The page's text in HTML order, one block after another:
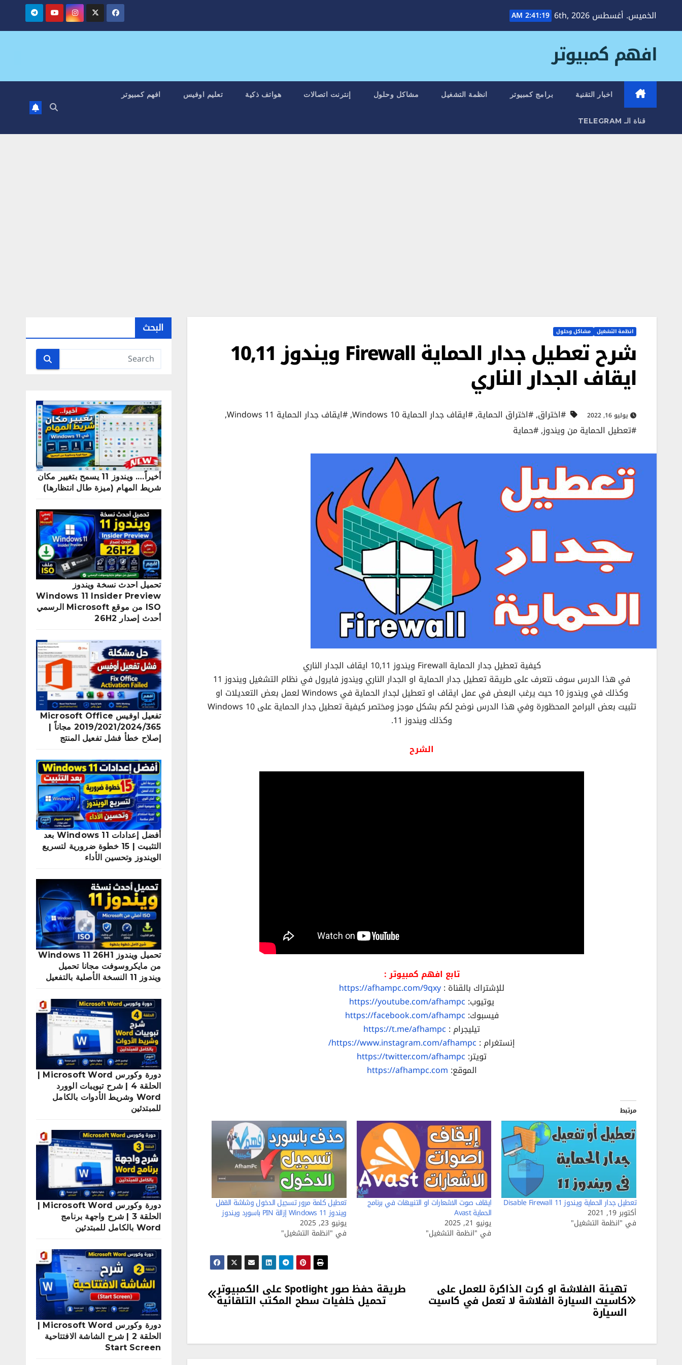
الخميس. أغسطس 6th, 2026 2:41:20 AM
افهم كمبيوتر
اخبار التقنية برامج كمبيوتر انظمة التشغيل مشاكل وحلول إنترنت اتصالات هواتف ذكية تعليم اوفيس افهم كمبيوتر
قناة الـ TELEGRAM
انظمة التشغيل مشاكل وحلول
شرح تعطيل جدار الحماية Firewall ويندوز 10,11
ايقاف الجدار الناري
يوليو 16, 2022 #اختراق,#اختراق الحماية,#ايقاف جدار الحماية Windows 10 ,#ايقاف جدار الحماية Windows 11
,
#تعطيل الحماية من ويندوز,#حماية
كيفية تعطيل جدار الحماية Firewall ويندوز 10,11 ايقاف الجدار الناري
في هذا الدرس سوف نتعرف على طريقة تعطيل جدار الحماية او الجدار الناري ويندوز فايرول في نظام التشغيل ويندوز 11
وكذلك في ويندوز 10 حيث يرغب البعض في عمل ايقاف او تعطيل لجدار الحماية في Windows لعمل بعض التعديلات او
تثبيت بعض البرامج المحظورة وفي هذا الدرس نوضح لكم بشكل موجز ومختصر كيفية تعطيل جدار الحماية على Windows 10
وكذلك ويندوز 11.
الشرح
تابع افهم كمبيوتر :
للإشتراك بالقناة :https://afhampc.com/9qxy
يوتيوب: https://youtube.com/afhampc
فيسبوك: https://facebook.com/afhampc
تيليجرام : https://t.me/afhampc
إنستغرام : https://www.instagram.com/afhampc/
تويتر: https://twitter.com/afhampc
الموقع: https://afhampc.com
مرتبط
تعطيل جدار الحماية ويندوز 11 Disable Firewall
أكتوبر 19, 2021
في "انظمة التشغيل"
ايقاف صوت الاشعارات او التنبيهات في برنامج
الحماية Avast
يونيو 21, 2025
في "انظمة التشغيل"
تعطيل كلمة مرور تسجيل الدخول وشاشة القفل
ويندوز Windows 11 إزالة PIN باسورد ويندوز
يونيو 23, 2025
في "انظمة التشغيل"
تصفّح
المقالات
طريقة حفظ صور Spotlight على الكمبيوتر
تحميل خلفيات سطح المكتب التلقائية
تهيئة الفلاشة او كرت الذاكرة للعمل على
كاسيت السيارة الفلاشة لا تعمل في كاسيت
السيارة
البحث
أخيراً…. ويندوز 11 يسمح بتغيير مكان
شريط المهام (ميزة طال انتظارها)
تحميل احدث نسخة ويندوز
Windows 11 Insider Preview
ISO من موقع Microsoft الرسمي
أحدث إصدار 26H2
تفعيل اوفيس Microsoft Office
2019/2021/2024/365 مجاناً |
إصلاح خطأ فشل تفعيل المنتج
أفضل إعدادات Windows 11 بعد
التثبيت | 15 خطوة ضرورية لتسريع
الويندوز وتحسين الأداء
تحميل ويندوز Windows 11 26H1
من مايكروسوفت مجانا تحميل
ويندوز 11 النسخة الأصلية بالتفعيل
دورة وكورس Microsoft Word |
الحلقة 4 | شرح تبويبات الوورد
Word وشريط الأدوات بالكامل
للمبتدئين
الحلقة 3 | شرح واجهة برنامج
Word بالكامل للمبتدئين
دورة وكورس Microsoft Word |
الحلقة 2 | شرح الشاشة الافتتاحية
Start Screen